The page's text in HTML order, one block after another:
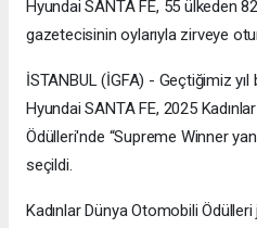
Hyundai SANTA FE, 55 ülkeden
gazetecisinin oylarıyla zirveye
İSTANBUL (İGFA) - Geçtiğimiz
Hyundai SANTA FE, 2025
Ödülleri'nde “Supreme Winner
seçildi.
Kadınlar Dünya Otomobili